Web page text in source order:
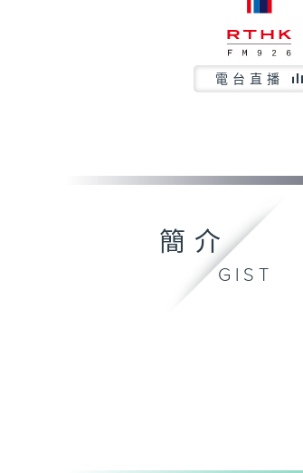
電台直播
簡介
GIST